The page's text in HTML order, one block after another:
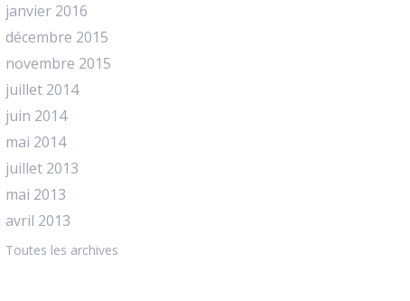
janvier 2016
décembre 2015
novembre 2015
juillet 2014
juin 2014
mai 2014
juillet 2013
mai 2013
avril 2013
Toutes les archives